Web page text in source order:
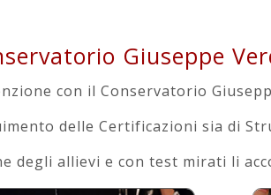
Giuseppe
con il Conservatorio
delle Certificazioni sia di
degli allievi e con test mirati li